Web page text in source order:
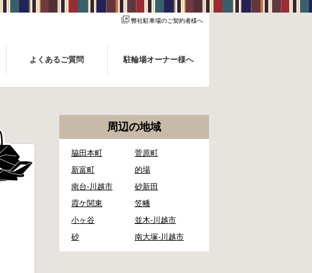
弊社駐車場のご契約者様へ
よくあるご質問 駐輪場オーナー様へ
周辺の地域
脇田本町
菅原町
新富町
的場
南台-川越市
砂新田
霞ケ関東
笠幡
小ヶ谷
並木-川越市
砂
南大塚-川越市